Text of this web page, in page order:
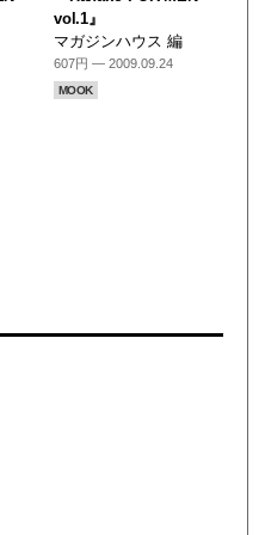
vol.1』
マガジンハウス 編
607円 — 2009.09.24
MOOK